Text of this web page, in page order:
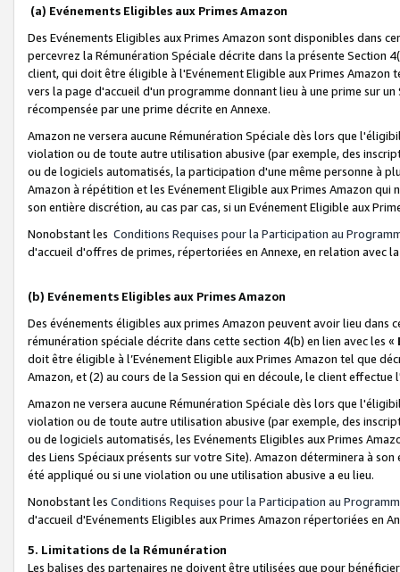
(a) Evénements Eligibles aux Primes Amazon
Des Evénements Eligibles aux Primes Amazon sont disponibles dans
percevrez la Rémunération Spéciale décrite dans la présente Section
client, qui doit être éligible à l'Evénement Eligible aux Primes Amazon
vers la page d'accueil d'un programme donnant lieu à une prime sur
récompensée par une prime décrite en Annexe.
Amazon ne versera aucune Rémunération Spéciale dès lors que
violation ou de toute autre utilisation abusive (par exemple, des
ou de logiciels automatisés, la participation d'une même personne à
Amazon à répétition et les Evénement Eligible aux Primes Amazon qui
son entière discrétion, au cas par cas, si un Evénement Eligible aux
Nonobstant les Conditions Requises pour la Participation au
d'accueil d'offres de primes, répertoriées en Annexe, en relation avec
(b) Evénements Eligibles aux Primes Amazon
Des événements éligibles aux primes Amazon peuvent avoir lieu dans
rémunération spéciale décrite dans cette section 4(b) en lien avec les «
doit être éligible à l’Evénement Eligible aux Primes Amazon tel que
Amazon, et (2) au cours de la Session qui en découle, le client
Amazon ne versera aucune Rémunération Spéciale dès lors que
violation ou de toute autre utilisation abusive (par exemple, des
ou de logiciels automatisés, les Evénements Eligibles aux Primes
des Liens Spéciaux présents sur votre Site). Amazon déterminera à
été appliqué ou si une violation ou une utilisation abusive a eu lieu.
Nonobstant les Conditions Requises pour la Participation au
d'accueil d'Evénements Eligibles aux Primes Amazon répertoriées en
5. Limitations de la Rémunération
Les balises des partenaires ne doivent être utilisées que pour